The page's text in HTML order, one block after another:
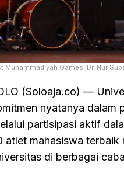
Games, Dr. Nur
(Soloaja.co) —
nyatanya dalam
partisipasi aktif
atlet mahasiswa terbaik
di berbagai